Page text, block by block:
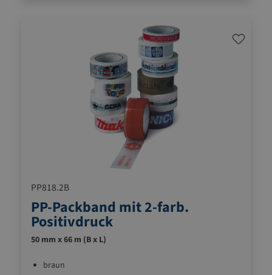
PP818.2B
PP-Packband mit 2-farb.
Positivdruck
50 mm x 66 m (B x L)
braun